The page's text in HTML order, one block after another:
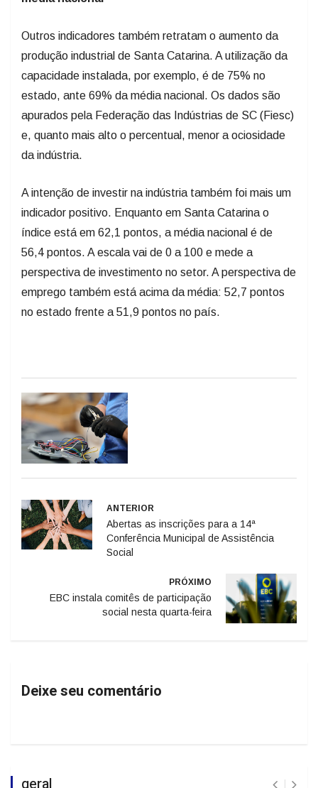
Outros indicadores também retratam o aumento da
produção industrial de Santa Catarina. A utilização da
capacidade instalada, por exemplo, é de 75% no
estado, ante 69% da média nacional. Os dados são
apurados pela Federação das Indústrias de SC (Fiesc)
e, quanto mais alto o percentual, menor a ociosidade
da indústria.
​A intenção de investir na indústria também foi mais um
indicador positivo. Enquanto em Santa Catarina o
índice está em 62,1 pontos, a média nacional é de
56,4 pontos. A escala vai de 0 a 100 e mede a
perspectiva de investimento no setor. A perspectiva de
emprego também está acima da média: 52,7 pontos
no estado frente a 51,9 pontos no país.
ANTERIOR
Abertas as inscrições para a 14ª
Conferência Municipal de Assistência
Social
PRÓXIMO
EBC instala comitês de participação
social nesta quarta-feira
Deixe seu comentário
geral